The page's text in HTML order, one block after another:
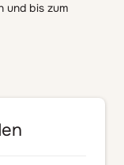
und bis zum